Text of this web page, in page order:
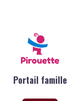
Portail famille